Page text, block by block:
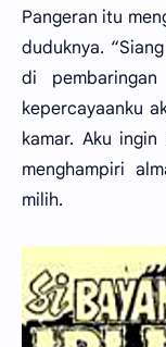
Pangeran itu
duduknya.
di
kepercayaanku
kamar. Aku
menghampiri
milih.